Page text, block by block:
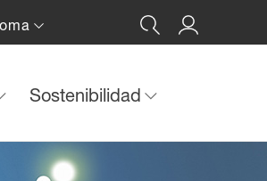
Sostenibilidad